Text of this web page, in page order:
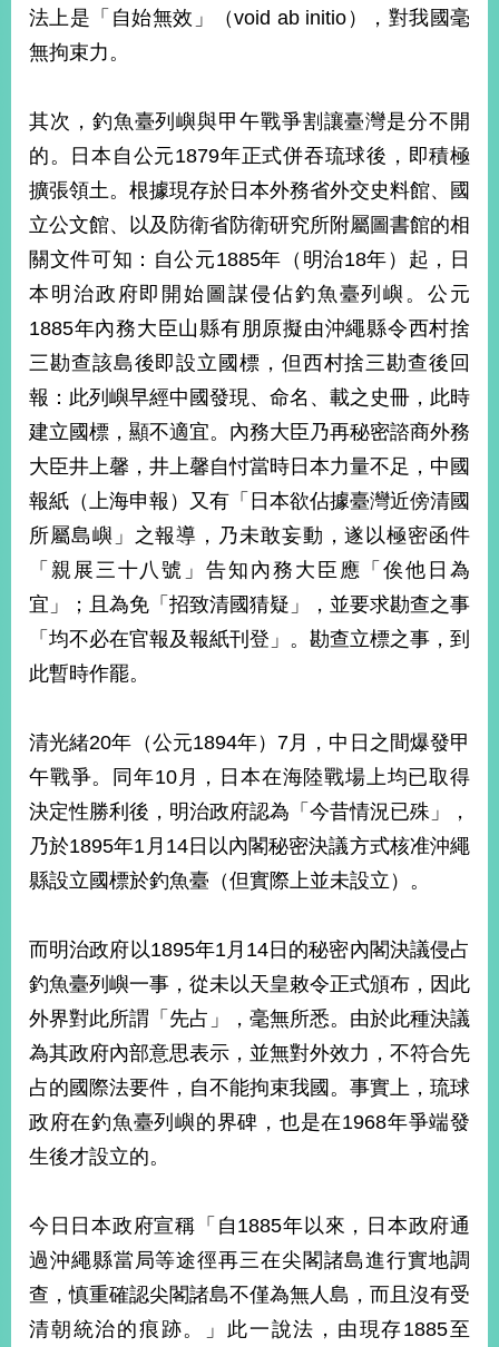
法上是「自始無效」（void ab initio），對我國毫
無拘束力。
其次，釣魚臺列嶼與甲午戰爭割讓臺灣是分不開
的。日本自公元1879年正式併吞琉球後，即積極
擴張領土。根據現存於日本外務省外交史料館、國
立公文館、以及防衛省防衛研究所附屬圖書館的相
關文件可知：自公元1885年（明治18年）起，日
本明治政府即開始圖謀侵佔釣魚臺列嶼。公元
1885年內務大臣山縣有朋原擬由沖繩縣令西村捨
三勘查該島後即設立國標，但西村捨三勘查後回
報：此列嶼早經中國發現、命名、載之史冊，此時
建立國標，顯不適宜。內務大臣乃再秘密諮商外務
大臣井上馨，井上馨自忖當時日本力量不足，中國
報紙（上海申報）又有「日本欲佔據臺灣近傍清國
所屬島嶼」之報導，乃未敢妄動，遂以極密函件
「親展三十八號」告知內務大臣應「俟他日為
宜」；且為免「招致清國猜疑」，並要求勘查之事
「均不必在官報及報紙刊登」。勘查立標之事，到
此暫時作罷。
清光緒20年（公元1894年）7月，中日之間爆發甲
午戰爭。同年10月，日本在海陸戰場上均已取得
決定性勝利後，明治政府認為「今昔情況已殊」，
乃於1895年1月14日以內閣秘密決議方式核准沖繩
縣設立國標於釣魚臺（但實際上並未設立）。
而明治政府以1895年1月14日的秘密內閣決議侵占
釣魚臺列嶼一事，從未以天皇敕令正式頒布，因此
外界對此所謂「先占」，毫無所悉。由於此種決議
為其政府內部意思表示，並無對外效力，不符合先
占的國際法要件，自不能拘束我國。事實上，琉球
政府在釣魚臺列嶼的界碑，也是在1968年爭端發
生後才設立的。
今日日本政府宣稱「自1885年以來，日本政府通
過沖繩縣當局等途徑再三在尖閣諸島進行實地調
查，慎重確認尖閣諸島不僅為無人島，而且沒有受
清朝統治的痕跡。」此一說法，由現存1885至